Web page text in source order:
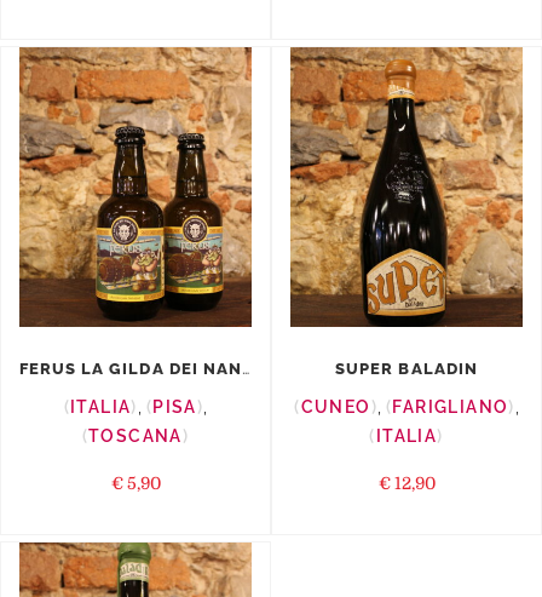
FERUS LA GILDA DEI NANI BIRRAI
ITALIA
PISA
TOSCANA
€ 5,90
SUPER BALADIN
CUNEO FARIGLIANO
ITALIA
€ 12,90